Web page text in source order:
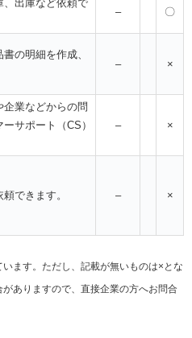
、出庫など依頼で
– 〇
の明細を作成、
– ×
業などからの問
サポート（CS）
– ×
できます。 – ×
ます。ただし、記載が無いものは×とな
ありますので、直接企業の方へお問合